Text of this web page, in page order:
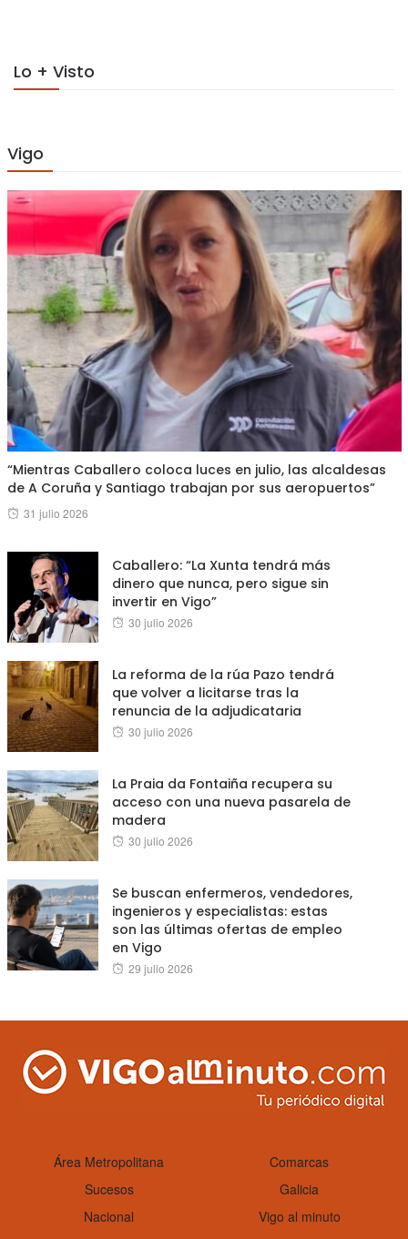
Lo + Visto
Vigo
“Mientras Caballero coloca luces en julio, las alcaldesas
de A Coruña y Santiago trabajan por sus aeropuertos”
Posted
31 julio 2026
Caballero: “La Xunta tendrá más
dinero que nunca, pero sigue sin
invertir en Vigo”
Posted
30 julio 2026
La reforma de la rúa Pazo tendrá
que volver a licitarse tras la
renuncia de la adjudicataria
Posted
30 julio 2026
La Praia da Fontaiña recupera su
acceso con una nueva pasarela de
madera
Posted
30 julio 2026
Se buscan enfermeros, vendedores,
ingenieros y especialistas: estas
son las últimas ofertas de empleo
en Vigo
Posted
29 julio 2026
Área Metropolitana
Comarcas
Sucesos
Galicia
Nacional
Vigo al minuto